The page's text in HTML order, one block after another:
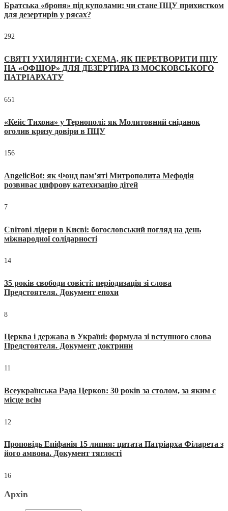
Братська «броня» під куполами: чи стане ПЦУ прихистком
для дезертирів у рясах?
292
СВЯТІ УХИЛЯНТИ: СХЕМА, ЯК ПЕРЕТВОРИТИ ПЦУ
НА «ОФШОР» ДЛЯ ДЕЗЕРТИРА ІЗ МОСКОВСЬКОГО
ПАТРІАРХАТУ
651
«Кейс Тихона» у Тернополі: як Молитовний сніданок
оголив кризу довіри в ПЦУ
156
AngelicBot: як Фонд пам’яті Митрополита Мефодія
розвиває цифрову катехизацію дітей
7
Світові лідери в Києві: богословський погляд на день
міжнародної солідарності
14
35 років свободи совісті: періодизація зі слова
Предстоятеля. Документ епохи
8
Церква і держава в Україні: формула зі вступного слова
Предстоятеля. Документ доктрини
11
Всеукраїнська Рада Церков: 30 років за столом, за яким є
місце всім
12
Проповідь Епіфанія 15 липня: цитата Патріарха Філарета з
його амвона. Документ тяглості
16
Архів